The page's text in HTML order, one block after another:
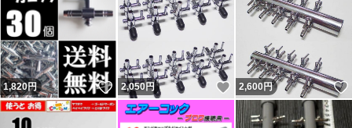
連絡してきて返信が無いとの事。不要連絡に返信する必要
無いので不当評価です。 不足という事で悪いの件は不足
なく発送したのを明確に覚えています。記載内容無視で即
評価で終了の者。普通の人は問題あれば即取引完了しない
ので嫌がらせと判断するのが普通。今までにない手を使っ
1,820円 いいね！
2,050円 いいね！
2,600 円